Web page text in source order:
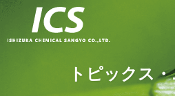
トピックス